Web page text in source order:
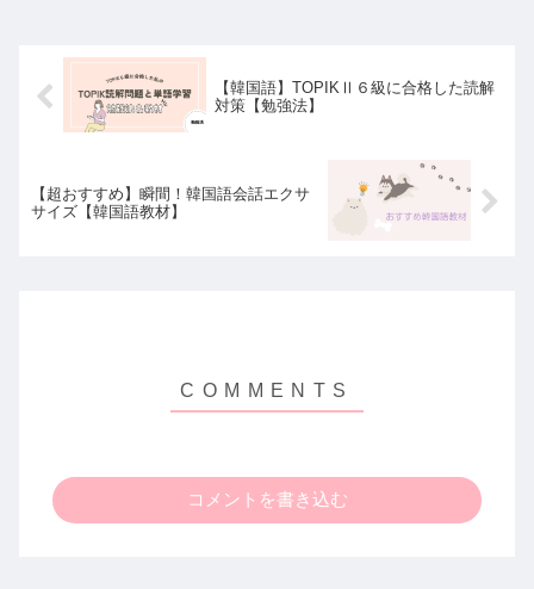
【韓国語】TOPIKⅡ６級に合格した読解
対策【勉強法】
【超おすすめ】瞬間！韓国語会話エクサ
サイズ【韓国語教材】
コメントを書き込む